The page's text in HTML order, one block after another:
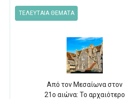
ΤΕΛΕΥΤΑΙΑ ΘΕΜΑΤΑ
Από τον Μεσαίωνα στον
21ο αιώνα: Το αρχαιότερο